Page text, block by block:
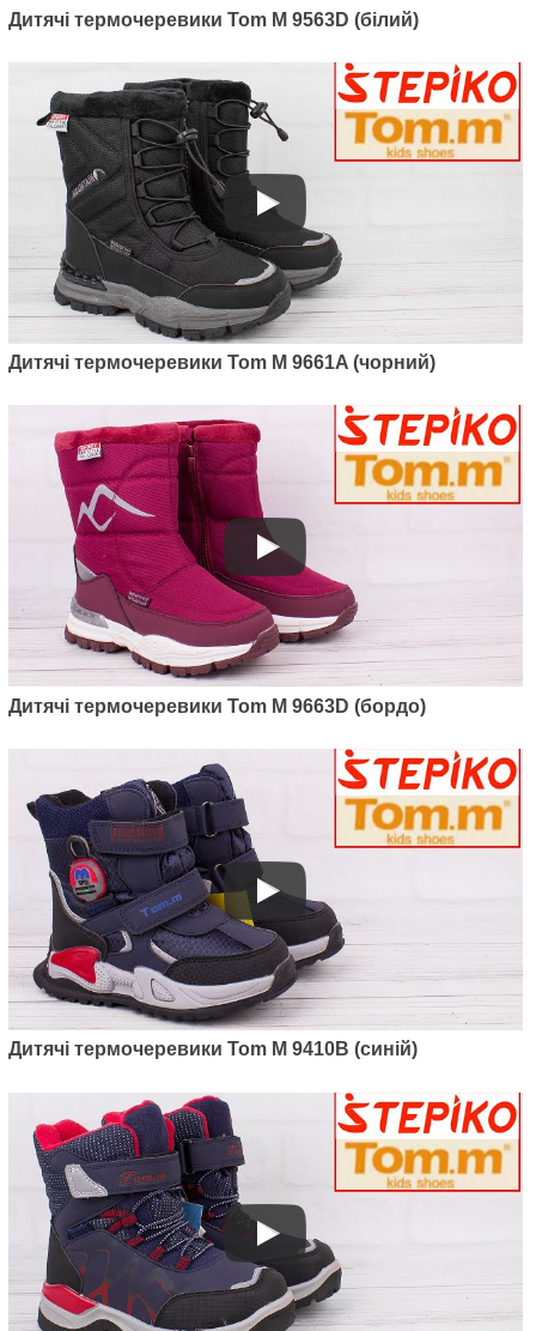
Артикул: 9531B
Дитячі термочеревики Tom M
9531B (синій)
950
Артикул: 9531H
9531H (білий)
945 грн.
Артикул: 9618B
Дитячі термочеревики Tom M
9618B (чорний)
1130грн.
Дитячі термочеревики Tom M 9563D (білий)
Дитячі термочеревики Tom M 9661A (чорний)
Дитячі термочеревики Tom M 9663D (бордо)
Дитячі термочеревики Tom M 9410B (синій)